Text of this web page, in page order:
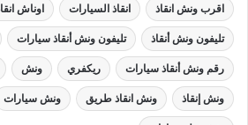
اقرب ونش انقاذ انقاذ السيارات اوناش
تليفون ونش أنقاذ تليفون ونش أنقاذ سيارات
رقم ونش أنقاذ سيارات ريكفري ونش
ونش إنقاذ ونش انقاذ طريق ونش سيارات